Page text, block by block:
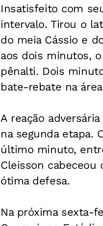
Insatisfeito com
intervalo. Tirou o
do meia Cássio e
aos dois minutos,
pênalti. Dois
bate-rebate na
A reação
na segunda etapa.
último minuto,
Cleisson cabeceou
ótima defesa.
Na próxima sexta-